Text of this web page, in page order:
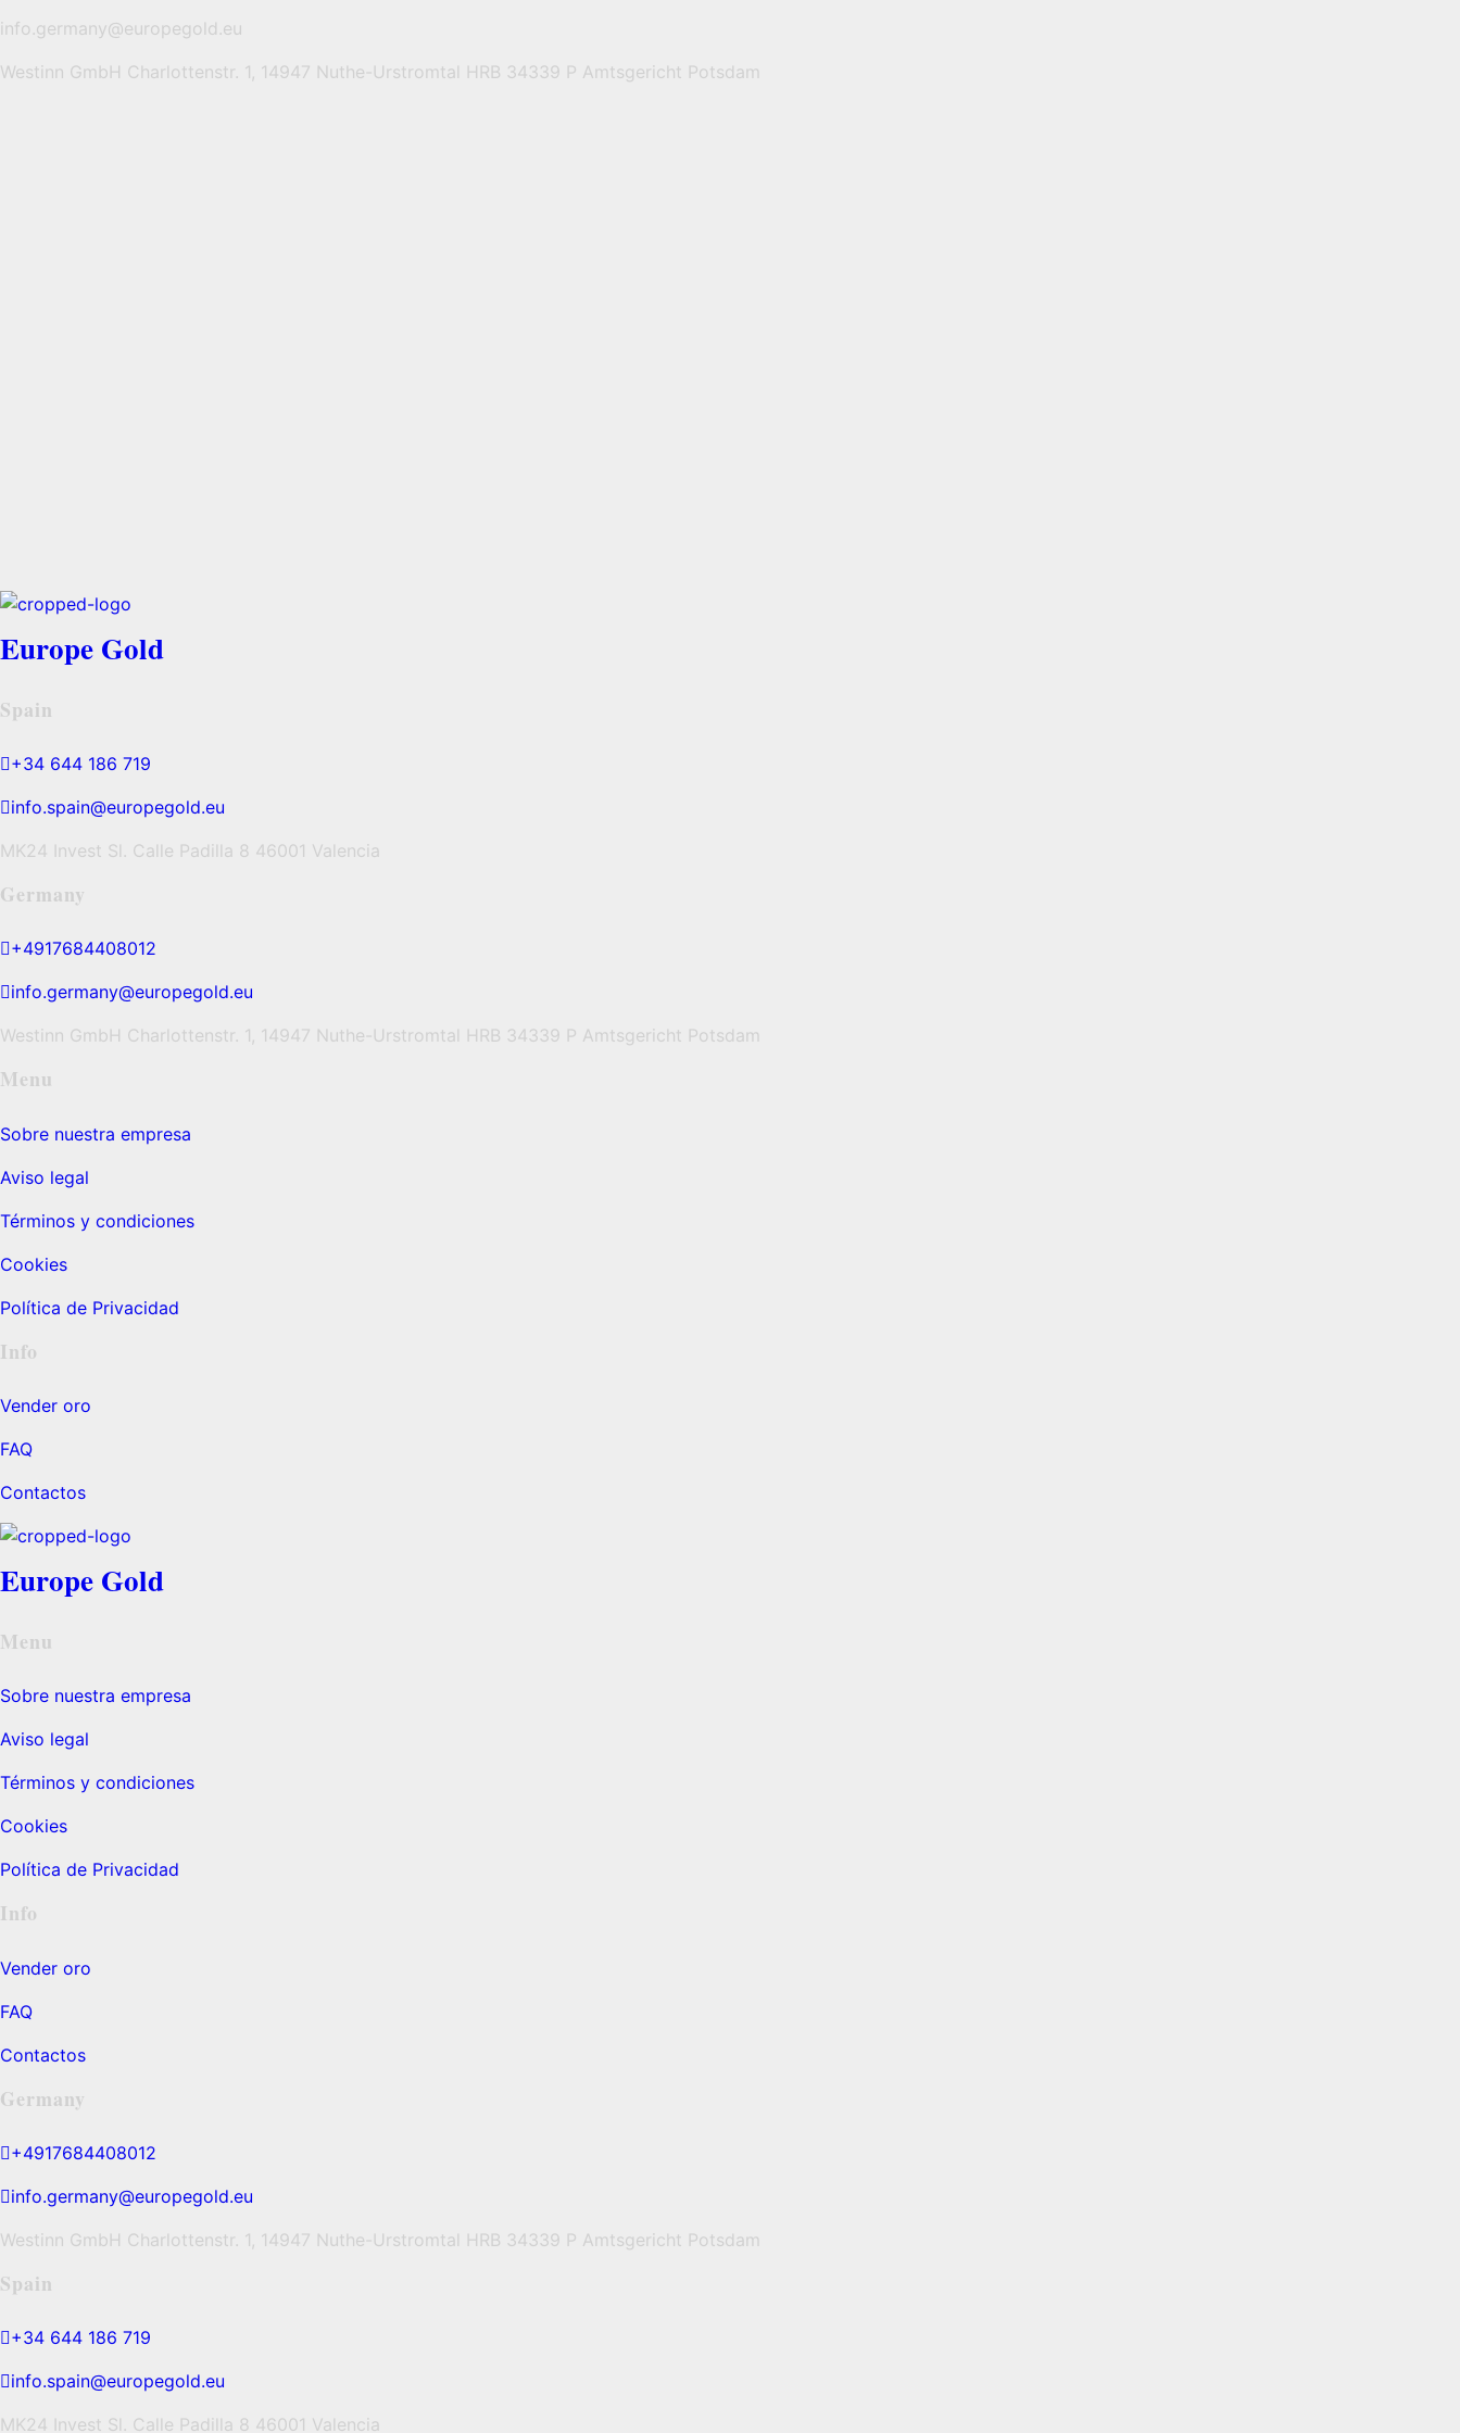
info.germany@europegold.eu
Westinn GmbH Charlottenstr. 1, 14947 Nuthe-Urstromtal HRB 34339 P Amtsgericht Potsdam
Europe Gold
Spain
+34 644 186 719
info.spain@europegold.eu
MK24 Invest Sl. Calle Padilla 8 46001 Valencia
Germany
+4917684408012
info.germany@europegold.eu
Westinn GmbH Charlottenstr. 1, 14947 Nuthe-Urstromtal HRB 34339 P Amtsgericht Potsdam
Menu
Sobre nuestra empresa
Aviso legal
Términos y condiciones
Cookies
Política de Privacidad
Info
Vender oro
FAQ
Contactos
Europe Gold
Menu
Sobre nuestra empresa
Aviso legal
Términos y condiciones
Cookies
Política de Privacidad
Info
Vender oro
FAQ
Contactos
Germany
+4917684408012
info.germany@europegold.eu
Westinn GmbH Charlottenstr. 1, 14947 Nuthe-Urstromtal HRB 34339 P Amtsgericht Potsdam
Spain
+34 644 186 719
info.spain@europegold.eu
MK24 Invest Sl. Calle Padilla 8 46001 Valencia